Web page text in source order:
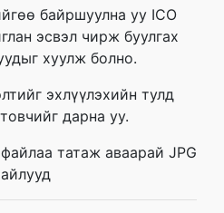
байршуулна уу ICO
эсвэл чирж буулгах
хуулж болно.
эхлүүлэхийн тулд
дарна уу.
татаж аваарай JPG